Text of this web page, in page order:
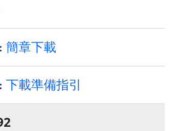
簡章下載
下載準備指引